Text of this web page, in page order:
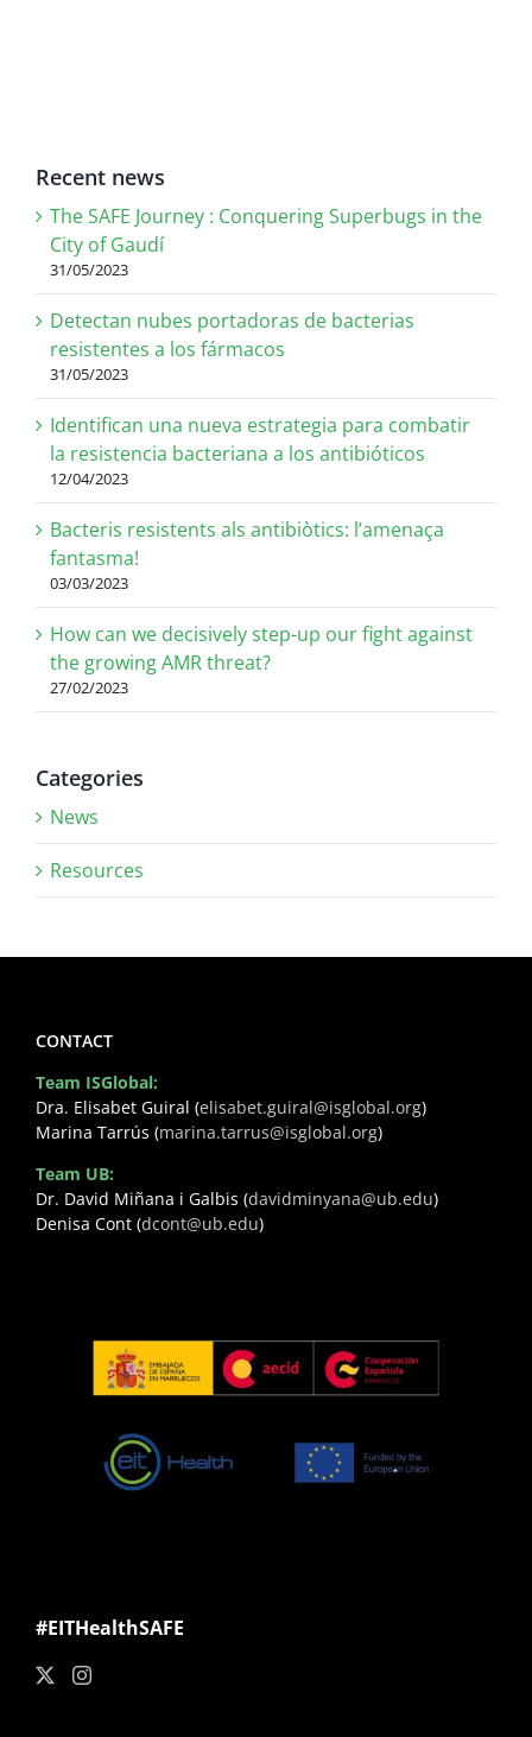
Recent news
The SAFE Journey : Conquering Superbugs in the
City of Gaudí
31/05/2023
Detectan nubes portadoras de bacterias
resistentes a los fármacos
31/05/2023
Identifican una nueva estrategia para combatir
la resistencia bacteriana a los antibióticos
12/04/2023
Bacteris resistents als antibiòtics: l’amenaça
fantasma!
03/03/2023
How can we decisively step-up our fight against
the growing AMR threat?
27/02/2023
Categories
News
Resources
CONTACT
Team ISGlobal:
Dra. Elisabet Guiral (elisabet.guiral@isglobal.org)
Marina Tarrús (marina.tarrus@isglobal.org)
Team UB:
Dr. David Miñana i Galbis (davidminyana@ub.edu)
Denisa Cont (dcont@ub.edu)
#EITHealthSAFE